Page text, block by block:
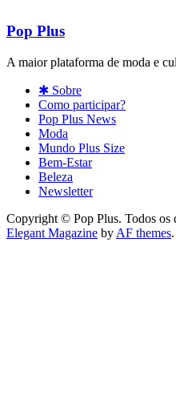
Pop Plus
A maior plataforma de moda e
✱ Sobre
Como participar?
Pop Plus News
Moda
Mundo Plus Size
Bem-Estar
Beleza
Newsletter
Copyright © Pop Plus. Todos os
Elegant Magazine by AF themes.